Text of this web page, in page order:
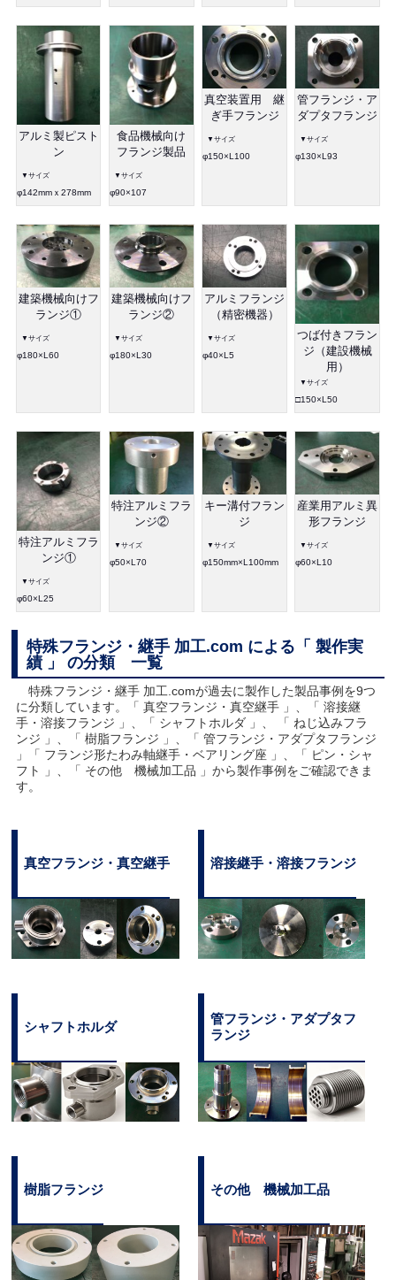
アルミ製ピスト
ン
▼サイズ
φ142mmｘ278mm
食品機械向け
フランジ製品
▼サイズ
φ90×107
真空装置用 継
ぎ手フランジ
▼サイズ
φ150×L100
管フランジ・ア
ダプタフランジ
▼サイズ
φ130×L93
建築機械向けフ
ランジ①
▼サイズ
φ180×L60
建築機械向けフ
ランジ②
▼サイズ
φ180×L30
アルミフランジ
（精密機器）
▼サイズ
φ40×L5
つば付きフラン
ジ（建設機械
用）
▼サイズ
□150×L50
特注アルミフラ
ンジ①
▼サイズ
φ60×L25
特注アルミフラ
ンジ②
▼サイズ
φ50×L70
キー溝付フラン
ジ
▼サイズ
φ150mm×L100mm
産業用アルミ異
形フランジ
▼サイズ
φ60×L10
特殊フランジ・継手 加工.com による「 製作実
績 」 の分類 一覧
特殊フランジ・継手 加工.comが過去に製作した製品事例を9つ
に分類しています。「 真空フランジ・真空継手 」、「 溶接継
手・溶接フランジ 」、「 シャフトホルダ 」、 「 ねじ込みフラ
ンジ 」、「 樹脂フランジ 」、「 管フランジ・アダプタフランジ
」「 フランジ形たわみ軸継手・ベアリング座 」、「 ピン・シャ
フト 」、「 その他 機械加工品 」から製作事例をご確認できま
す。
真空フランジ・真空継手 溶接継手・溶接フランジ
シャフトホルダ
管フランジ・アダプタフ
ランジ
樹脂フランジ その他 機械加工品